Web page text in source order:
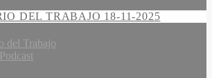
DEL TRABAJO 18-11-2025
del Trabajo